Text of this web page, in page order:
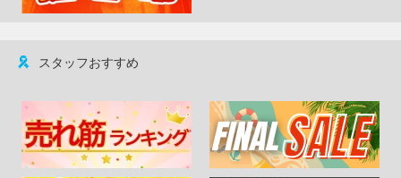
スタッフおすすめ